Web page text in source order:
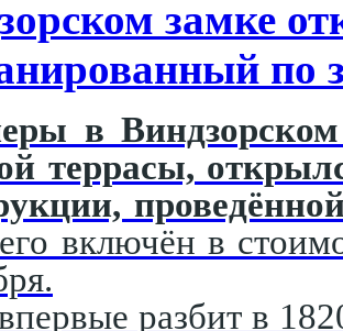
замке
в
террасы,
включён в
разбит в